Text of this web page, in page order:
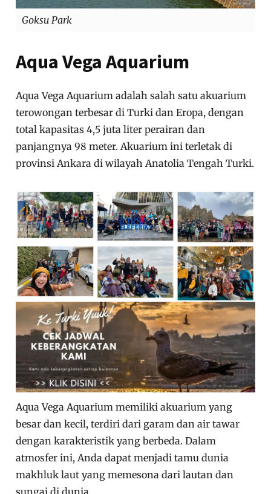
Goksu Park
Aqua Vega Aquarium
Aqua Vega Aquarium adalah salah satu akuarium
terowongan terbesar di Turki dan Eropa, dengan
total kapasitas 4,5 juta liter perairan dan
panjangnya 98 meter. Akuarium ini terletak di
provinsi Ankara di wilayah Anatolia Tengah Turki.
Aqua Vega Aquarium memiliki akuarium yang
besar dan kecil, terdiri dari garam dan air tawar
dengan karakteristik yang berbeda. Dalam
atmosfer ini, Anda dapat menjadi tamu dunia
makhluk laut yang memesona dari lautan dan